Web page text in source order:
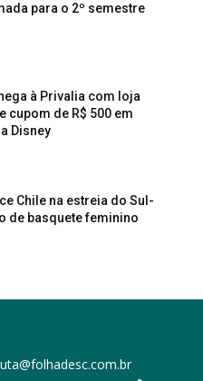
para o 2º semestre
à Privalia com loja
cupom de R$ 500 em
Disney
Chile na estreia do Sul-
de basquete feminino